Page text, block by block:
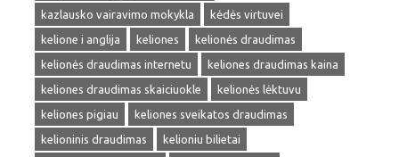
kazlausko vairavimo mokykla
kėdės virtuvei
kelione i anglija
keliones
kelionės draudimas
kelionės draudimas internetu
keliones draudimas kaina
keliones draudimas skaiciuokle
kelionės lėktuvu
keliones pigiau
keliones sveikatos draudimas
kelioninis draudimas
kelioniu bilietai